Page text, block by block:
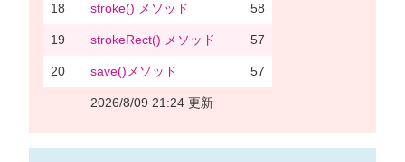
18 stroke() メソッド 58
19 strokeRect() メソッド 57
20 save()メソッド 57
2026/8/09 21:24 更新